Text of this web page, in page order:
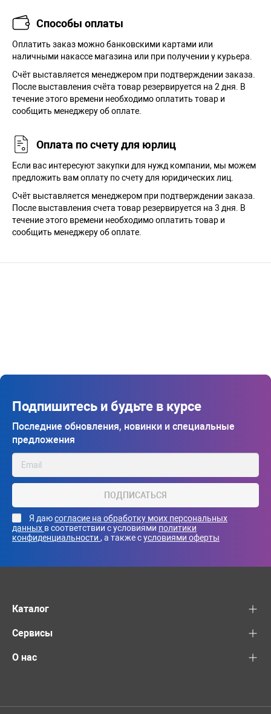
Способы оплаты
Оплатить заказ можно банковскими картами или
наличными накассе магазина или при получении у курьера.
Cчёт выставляется менеджером при подтверждении заказа.
После выставления счёта товар резервируется на 2 дня. В
течение этого времени необходимо оплатить товар и
сообщить менеджеру об оплате.
Оплата по счету для юрлиц
Если вас интересуют закупки для нужд компании, мы можем
предложить вам оплату по счету для юридических лиц.
Счёт выставляется менеджером при подтверждении заказа.
После выставления счета товар резервируется на 3 дня. В
течение этого времени необходимо оплатить товар и
сообщить менеджеру об оплате.
Подпишитесь и будьте в курсе
Последние обновления, новинки и специальные
предложения
ПОДПИСАТЬСЯ
Я даюсогласие на обработку моих персональных
данных в соответствии с условиями политики
конфиденциальности , а также сусловиями оферты
Каталог
Сервисы
О нас